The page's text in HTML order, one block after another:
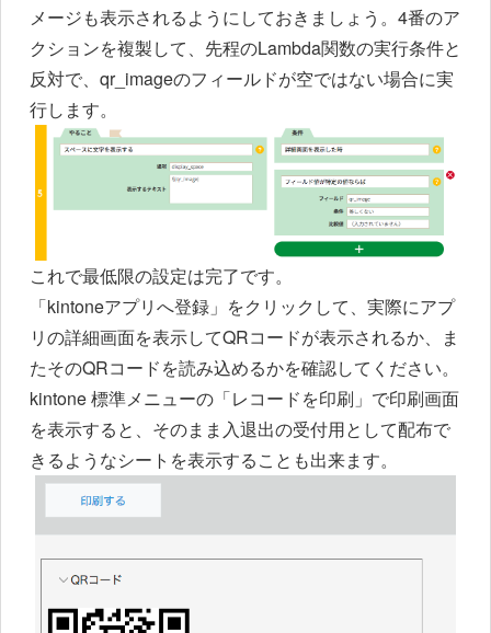
メージも表示されるようにしておきましょう。4番のア
クションを複製して、先程のLambda関数の実行条件と
反対で、qr_imageのフィールドが空ではない場合に実
行します。
これで最低限の設定は完了です。
「kintoneアプリへ登録」をクリックして、実際にアプ
リの詳細画面を表示してQRコードが表示されるか、ま
たそのQRコードを読み込めるかを確認してください。
kintone 標準メニューの「レコードを印刷」で印刷画面
を表示すると、そのまま入退出の受付用として配布で
きるようなシートを表示することも出来ます。